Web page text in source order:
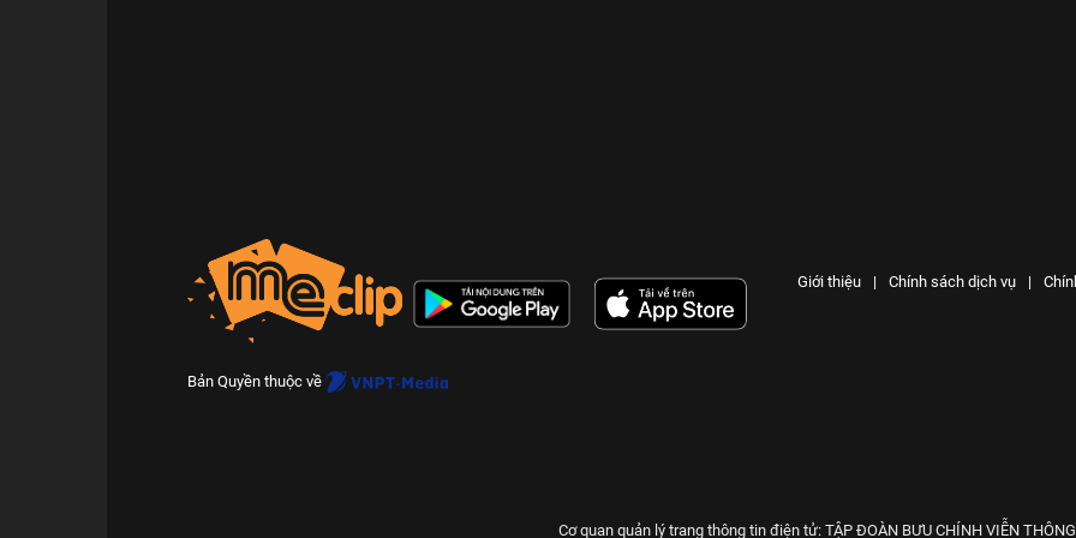
Giới thiệu | Chính sách dịch vụ |
Bản Quyền thuộc về
Cơ quan quản lý trang thông tin điện tử: TẬP ĐOÀN BƯU CHÍNH VIỄN